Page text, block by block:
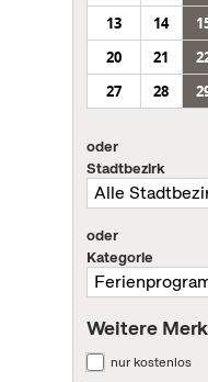
13
14
20
21
27
28
oder
Stadtbezirk
oder
Kategorie
Weitere
nur kostenlos